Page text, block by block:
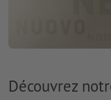
Découvrez